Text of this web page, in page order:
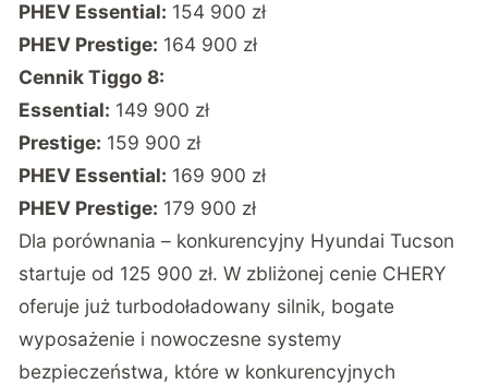
PHEV Essential: 154 900 zł
PHEV Prestige: 164 900 zł
Cennik Tiggo 8:
Essential: 149 900 zł
Prestige: 159 900 zł
PHEV Essential: 169 900 zł
PHEV Prestige: 179 900 zł
Dla porównania – konkurencyjny Hyundai Tucson
startuje od 125 900 zł. W zbliżonej cenie CHERY
oferuje już turbodoładowany silnik, bogate
wyposażenie i nowoczesne systemy
bezpieczeństwa, które w konkurencyjnych